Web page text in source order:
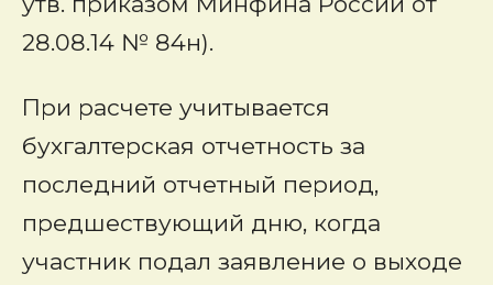
28.08.14 № 84н).
При расчете учитывается
бухгалтерская отчетность за
последний отчетный период,
предшествующий дню, когда
участник подал заявление о выходе